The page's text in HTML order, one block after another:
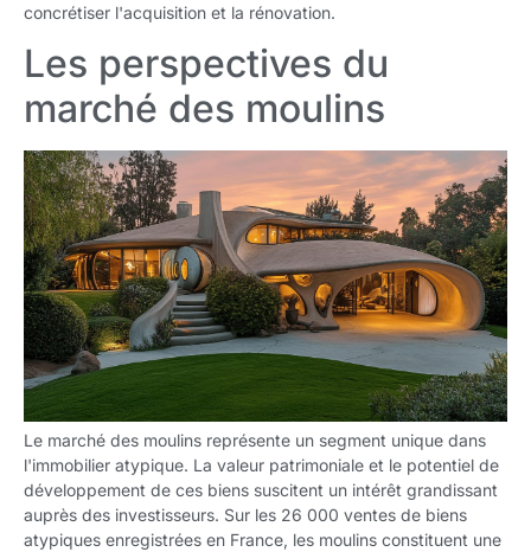
concrétiser l'acquisition et la rénovation.
Les perspectives du
marché des moulins
Le marché des moulins représente un segment unique dans
l'immobilier atypique. La valeur patrimoniale et le potentiel de
développement de ces biens suscitent un intérêt grandissant
auprès des investisseurs. Sur les 26 000 ventes de biens
atypiques enregistrées en France, les moulins constituent une